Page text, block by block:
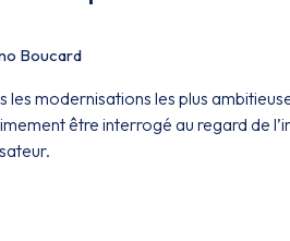
Boucard
les modernisations les plus
être interrogé au regard de